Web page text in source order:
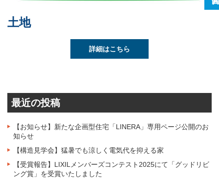
土地
詳細はこちら
最近の投稿
【お知らせ】新たな企画型住宅「LINERA」専用ページ公開のお
知らせ
【構造見学会】猛暑でも涼しく電気代を抑える家
【受賞報告】LIXILメンバーズコンテスト2025にて「グッドリビ
ング賞」を受賞いたしました